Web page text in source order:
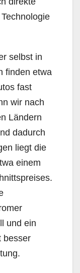
selbst in
finden etwa
fast
wir nach
Ländern
dadurch
liegt die
einem
und ein
besser